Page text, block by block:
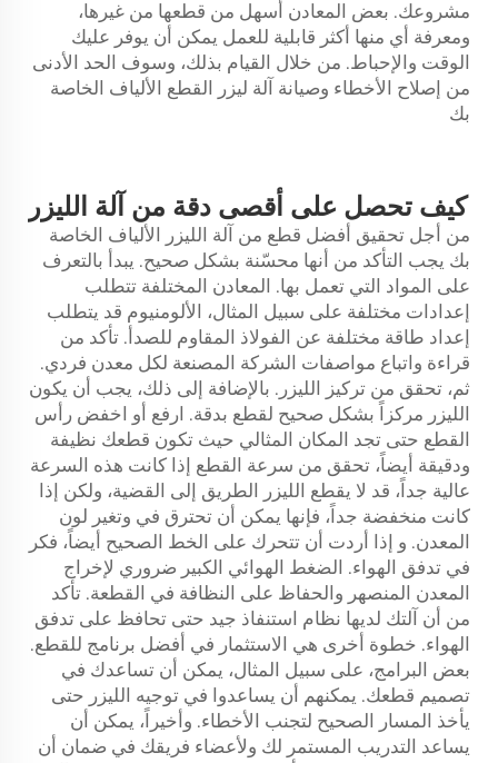
مشروعك. بعض المعادن أسهل من قطعها من غيرها،
ومعرفة أي منها أكثر قابلية للعمل يمكن أن يوفر عليك
الوقت والإحباط. من خلال القيام بذلك، وسوف الحد الأدنى
من إصلاح الأخطاء وصيانة آلة ليزر القطع الألياف الخاصة
بك
كيف تحصل على أقصى دقة من آلة الليزر
من أجل تحقيق أفضل قطع من آلة الليزر الألياف الخاصة
بك يجب التأكد من أنها محسّنة بشكل صحيح. يبدأ بالتعرف
على المواد التي تعمل بها. المعادن المختلفة تتطلب
إعدادات مختلفة على سبيل المثال، الألومنيوم قد يتطلب
إعداد طاقة مختلفة عن الفولاذ المقاوم للصدأ. تأكد من
قراءة واتباع مواصفات الشركة المصنعة لكل معدن فردي.
ثم، تحقق من تركيز الليزر. بالإضافة إلى ذلك، يجب أن يكون
الليزر مركزاً بشكل صحيح لقطع بدقة. ارفع أو اخفض رأس
القطع حتى تجد المكان المثالي حيث تكون قطعك نظيفة
ودقيقة أيضاً، تحقق من سرعة القطع إذا كانت هذه السرعة
عالية جداً، قد لا يقطع الليزر الطريق إلى القضية، ولكن إذا
كانت منخفضة جداً، فإنها يمكن أن تحترق في وتغير لون
المعدن. و إذا أردت أن تتحرك على الخط الصحيح أيضاً، فكر
في تدفق الهواء. الضغط الهوائي الكبير ضروري لإخراج
المعدن المنصهر والحفاظ على النظافة في القطعة. تأكد
من أن آلتك لديها نظام استنفاذ جيد حتى تحافظ على تدفق
الهواء. خطوة أخرى هي الاستثمار في أفضل برنامج للقطع.
بعض البرامج، على سبيل المثال، يمكن أن تساعدك في
تصميم قطعك. يمكنهم أن يساعدوا في توجيه الليزر حتى
يأخذ المسار الصحيح لتجنب الأخطاء. وأخيراً، يمكن أن
يساعد التدريب المستمر لك ولأعضاء فريقك في ضمان أن